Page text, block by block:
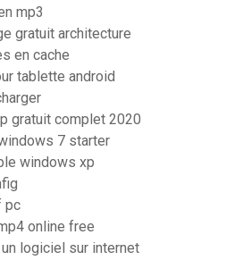
mp3
gratuit architecture
en cache
tablette android
gratuit complet 2020
7 starter
windows xp
pc
online free
logiciel sur internet